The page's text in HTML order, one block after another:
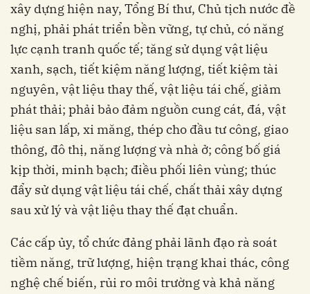
xây dựng hiện nay, Tổng Bí thư, Chủ tịch nước đề
nghị, phải phát triển bền vững, tự chủ, có năng
lực cạnh tranh quốc tế; tăng sử dụng vật liệu
xanh, sạch, tiết kiệm năng lượng, tiết kiệm tài
nguyên, vật liệu thay thế, vật liệu tái chế, giảm
phát thải; phải bảo đảm nguồn cung cát, đá, vật
liệu san lấp, xi măng, thép cho đầu tư công, giao
thông, đô thị, năng lượng và nhà ở; công bố giá
kịp thời, minh bạch; điều phối liên vùng; thúc
đẩy sử dụng vật liệu tái chế, chất thải xây dựng
sau xử lý và vật liệu thay thế đạt chuẩn.
Các cấp ủy, tổ chức đảng phải lãnh đạo rà soát
tiềm năng, trữ lượng, hiện trạng khai thác, công
nghệ chế biến, rủi ro môi trường và khả năng